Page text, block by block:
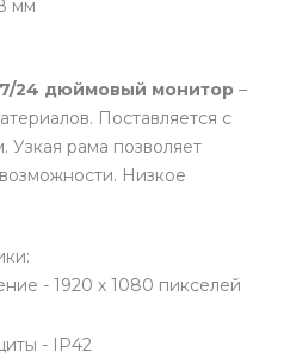
мм
24 дюймовый монитор –
Поставляется с
рама позволяет
Низкое
- 1920 х 1080 пикселей
- IP42